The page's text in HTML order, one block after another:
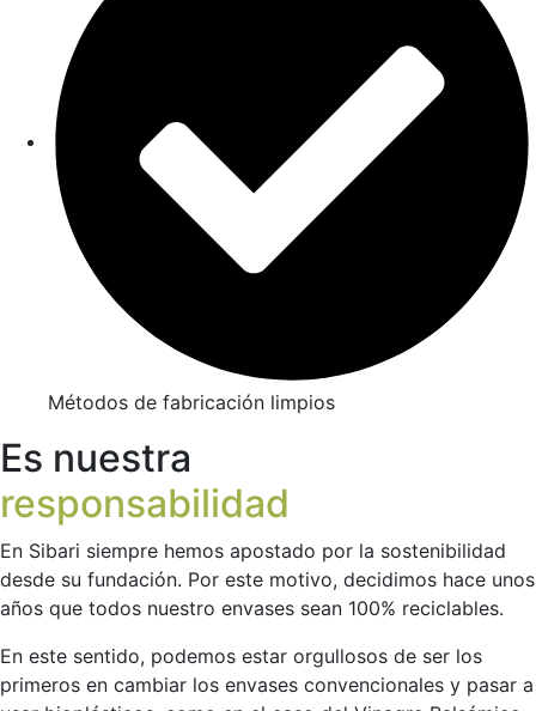
Métodos de fabricación limpios
Es nuestra
responsabilidad
En Sibari siempre hemos apostado por la sostenibilidad
desde su fundación. Por este motivo, decidimos hace unos
años que todos nuestro envases sean 100% reciclables.
En este sentido, podemos estar orgullosos de ser los
primeros en cambiar los envases convencionales y pasar a